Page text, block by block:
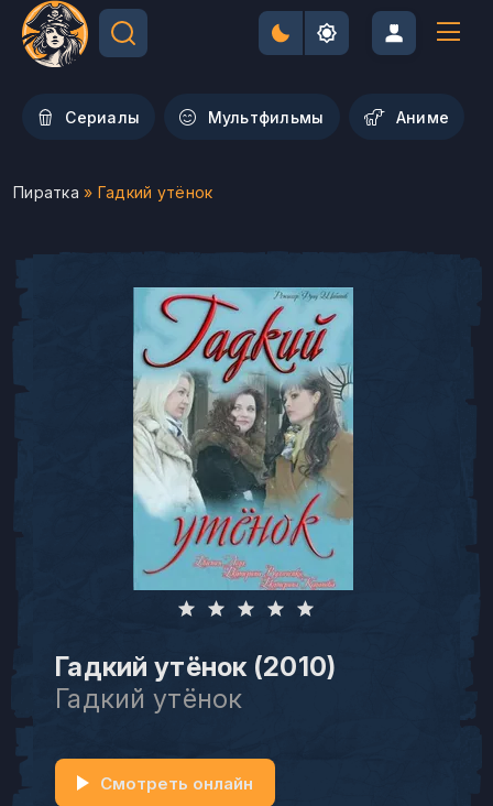
Сериалы Мультфильмы Aниме
Пиратка » Гадкий утёнок
Гадкий утёнок (2010)
Гадкий утёнок
Смотреть онлайн